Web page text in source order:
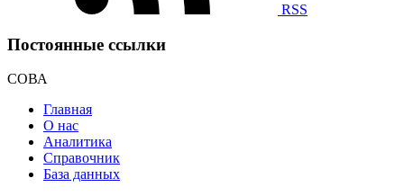
RSS
Постоянные ссылки
СОВА
Главная
О нас
Аналитика
Справочник
База данных